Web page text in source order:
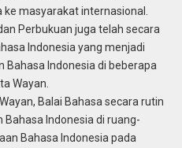
masyarakat internasional.
Perbukuan juga telah secara
Indonesia yang menjadi
Indonesia di beberapa
Wayan.
Balai Bahasa secara rutin
Indonesia di ruang-
Bahasa Indonesia pada